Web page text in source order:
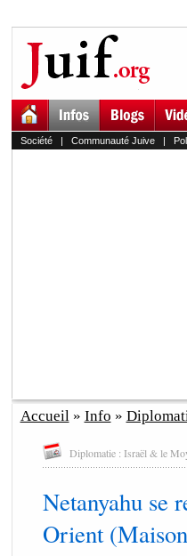
Société| Communauté Juive|
Accueil» Info »
Diplomatie : Israël & le
Netanyahu se
Orient